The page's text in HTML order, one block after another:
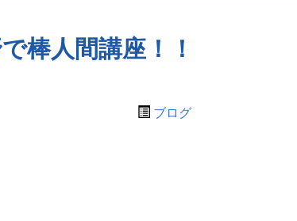
棒人間講座！！
ブログ